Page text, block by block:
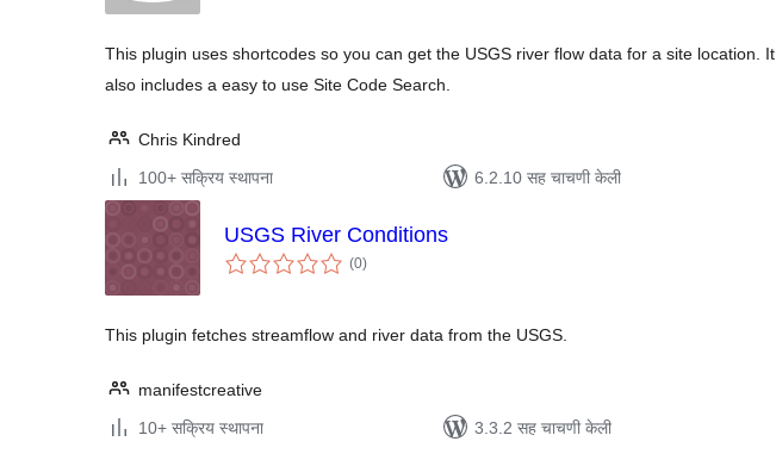
This plugin uses shortcodes so you can get the USGS river flow data for a site location. It
also includes a easy to use Site Code Search.
Chris Kindred
100+ सक्रिय स्थापना
6.2.10 सह चाचणी केली
USGS River Conditions
(0एकूण
मूल्यांकन
)
This plugin fetches streamflow and river data from the USGS.
manifestcreative
10+ सक्रिय स्थापना
3.3.2 सह चाचणी केली